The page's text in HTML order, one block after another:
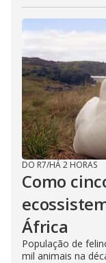
DO R7/HÁ 2 HORAS
Como
África
População de
mil animais na